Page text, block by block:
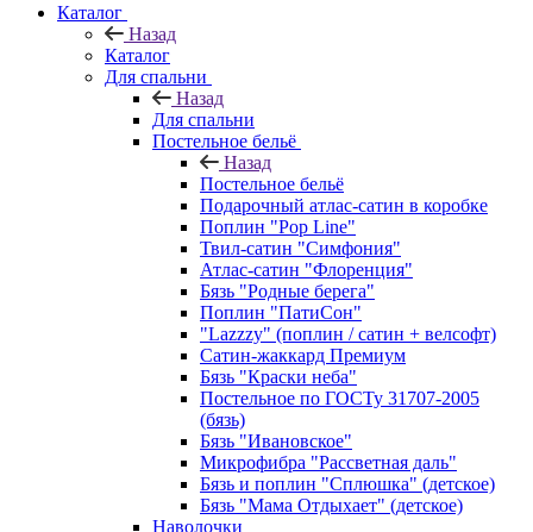
Каталог
Назад
Каталог
Для спальни
Назад
Для спальни
Постельное бельё
Назад
Постельное бельё
Подарочный атлас-сатин в коробке
Поплин "Pop Line"
Твил-сатин "Симфония"
Атлас-сатин "Флоренция"
Бязь "Родные берега"
Поплин "ПатиСон"
"Lazzzy" (поплин / сатин + велсофт)
Сатин-жаккард Премиум
Бязь "Краски неба"
Постельное по ГОСТу 31707-2005
(бязь)
Бязь "Ивановское"
Микрофибра "Рассветная даль"
Бязь и поплин "Сплюшка" (детское)
Бязь "Мама Отдыхает" (детское)
Наволочки